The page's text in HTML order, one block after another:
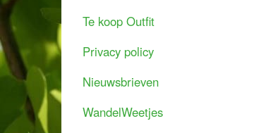
Te koop Outfit
Privacy policy
Nieuwsbrieven
WandelWeetjes